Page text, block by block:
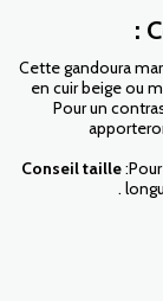
Cette gandoura
en cuir beige ou
Pour un
Conseil taille
.